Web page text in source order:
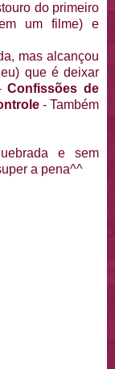
do primeiro
um filme) e
mas alcançou
que é deixar
-Confissões de
- Também
e sem
a pena^^